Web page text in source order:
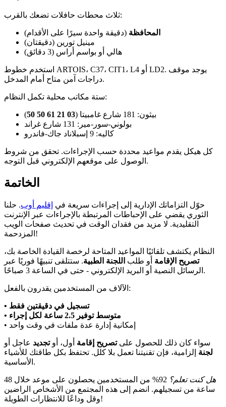
ثلاث محطات حافلات تضعك بالقرب:
المحافظة (دقيقة واحدة سيرًا على الأقدام)
مينيل تورين (دقيقتان)
هالي أو بواسم أراس (3 دقائق)
استخدم خطوط ARTOIS، C37، CIT1، L4 أو LD2. يوجد موقف
دراجات آمن متاح أمام المدخل.
ستة مكاتب محلية تكمل النظام:
بيثون: 181 شارع غامبيتا ( 03 21 61 50 50
)
بولوني-سور-مير: 131 شارع غراند
كاليه: 9 إسبلاناد جاك-فاندرو
كل هيكل يقدم مواعيد محددة حسب الإجراءات. تحقق من شروط
الوصول على موقعهم الإلكتروني قبل التوجه.
الخاتمة
حوّل التزاماتك الإدارية إلى إجراءات سريعة في إقليم أوب. حلنا
الثوري يقضي على الإحباطات المرتبطة بالإجراءات عبر الإنترنت
التقليدية. لا مزيد من فقدان الوقت في تحديث صفحات الويب
المزدحمة!
النظام يكتشف تلقائيًا المواعيد المتاحة لرخصة القيادة الخاصة بك،
تصريح الإقامة أو طلب اللجنة الطبية. ستتلقى تنبيهًا فوريًا عبر
الرسائل النصية أو البريد الإلكتروني - حتى في الساعة 3 صباحًا.
الآلاف من المستخدمين يقدرون بالفعل:
• تسجيل في دقيقتين فقط
• متوسط توفير 2.5 ساعة لكل إجراء
• إمكانية إدارة عدة ملفات في وقت واحد
سواء كان ذلك للحصول علىتصريح إقامة أول، أوتجديد عاجل أو
لجنة إلزامية، فإن تقنيتنا تعمل بلا كلل. تحتفظ بكل طاقتك للأشياء
الأساسية.
هل كنت تعلم؟
92% من المستخدمين يحصلون على موعد خلال 48
ساعة من تسجيلهم. انضم إلى هذه المجتمع من الأشخاص الراضين
وقل وداعًا للانتظارات الطويلة!